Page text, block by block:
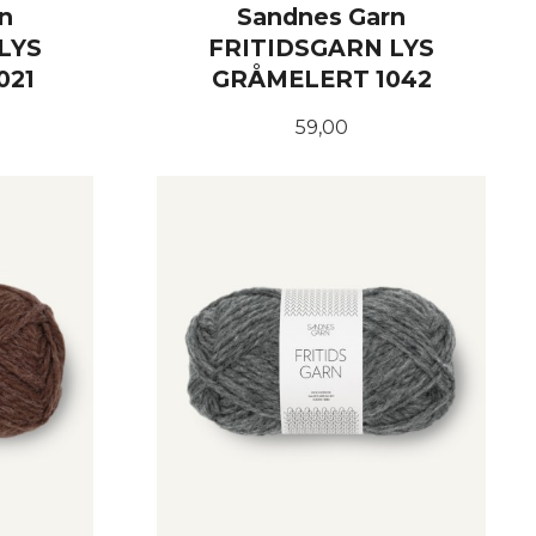
Sandnes Garn
FRITIDSGARN LYS
GRÅMELERT 1042
Pris
59,00